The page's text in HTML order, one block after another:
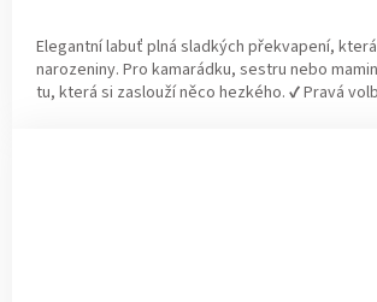
Elegantní labuť plná sladkých překvapení,
narozeniny. Pro kamarádku, sestru nebo
tu, která si zaslouží něco hezkého. ✔ Pravá